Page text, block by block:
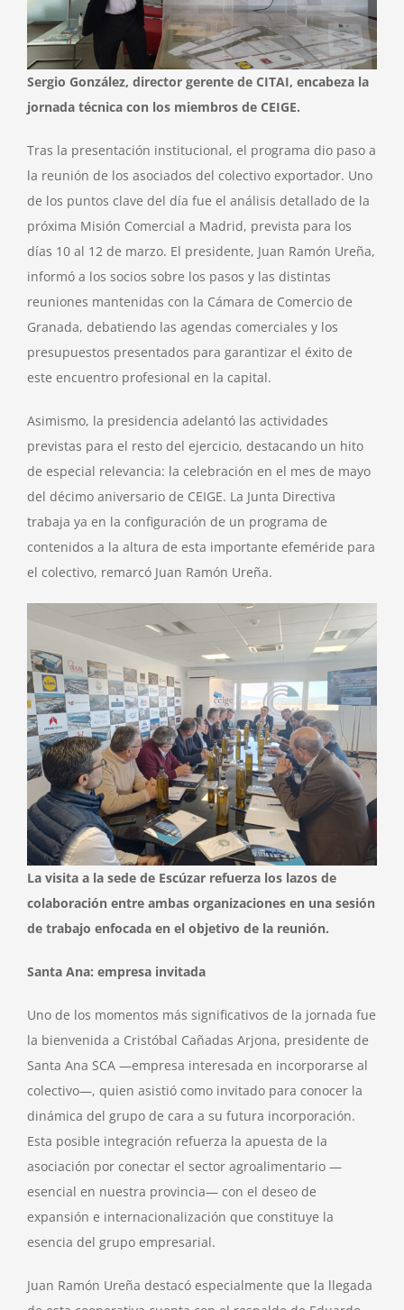
Sergio González, director gerente de CITAI, encabeza la
jornada técnica con los miembros de CEIGE.
Tras la presentación institucional, el programa dio paso a
la reunión de los asociados del colectivo exportador. Uno
de los puntos clave del día fue el análisis detallado de la
próxima Misión Comercial a Madrid, prevista para los
días 10 al 12 de marzo. El presidente, Juan Ramón Ureña,
informó a los socios sobre los pasos y las distintas
reuniones mantenidas con la Cámara de Comercio de
Granada, debatiendo las agendas comerciales y los
presupuestos presentados para garantizar el éxito de
este encuentro profesional en la capital.
Asimismo, la presidencia adelantó las actividades
previstas para el resto del ejercicio, destacando un hito
de especial relevancia: la celebración en el mes de mayo
del décimo aniversario de CEIGE. La Junta Directiva
trabaja ya en la configuración de un programa de
contenidos a la altura de esta importante efeméride para
el colectivo, remarcó Juan Ramón Ureña.
La visita a la sede de Escúzar refuerza los lazos de
colaboración entre ambas organizaciones en una sesión
de trabajo enfocada en el objetivo de la reunión.
Santa Ana: empresa invitada
Uno de los momentos más significativos de la jornada fue
la bienvenida a Cristóbal Cañadas Arjona, presidente de
Santa Ana SCA ­—empresa interesada en incorporarse al
colectivo—, quien asistió como invitado para conocer la
dinámica del grupo de cara a su futura incorporación.
Esta posible integración refuerza la apuesta de la
asociación por conectar el sector agroalimentario —
esencial en nuestra provincia— con el deseo de
expansión e internacionalización que constituye la
esencia del grupo empresarial.
Juan Ramón Ureña destacó especialmente que la llegada